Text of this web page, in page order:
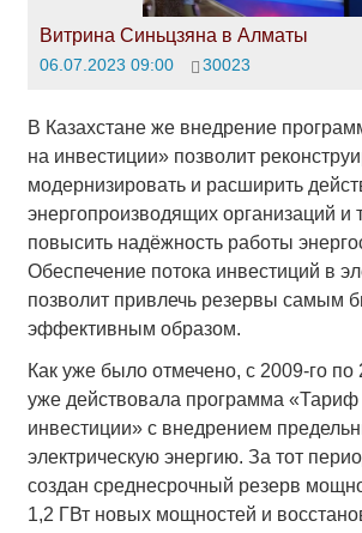
Витрина Синьцзяна в Алматы
06.07.2023 09:00 30023
В Казахстане же внедрение
на инвестиции» позволит
модернизировать и расширить
энергопроизводящих организаций
повысить надёжность работы
Обеспечение потока инвестиций в
позволит привлечь резервы самым
эффективным образом.
Как уже было отмечено, с 2009-го по
уже действовала программа
инвестиции» с внедрением
электрическую энергию. За тот
создан среднесрочный резерв
1,2 ГВт новых мощностей и